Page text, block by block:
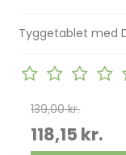
Tyggetablet med
139,00 kr.
118,15 kr.